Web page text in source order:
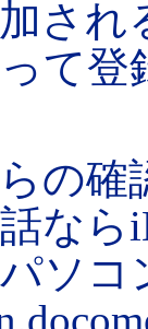
され
て
の確
なら
ソコ